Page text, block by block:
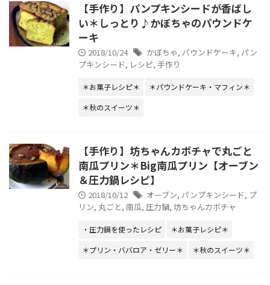
【手作り】パンプキンシードが香ばし
い＊しっとり♪かぼちゃのパウンドケ
ーキ
2018/10/24 かぼちゃ, パウンドケーキ, パン
プキンシード, レシピ, 手作り
＊お菓子レシピ＊
＊パウンドケーキ・マフィン＊
＊秋のスイーツ＊
【手作り】坊ちゃんカボチャで丸ごと
南瓜プリン＊Big南瓜プリン【オーブン
＆圧力鍋レシピ】
2018/10/12 オーブン, パンプキンシード, プ
リン, 丸ごと, 南瓜, 圧力鍋, 坊ちゃんカボチャ
・圧力鍋を使ったレシピ
＊お菓子レシピ＊
＊プリン・ババロア・ゼリー＊
＊秋のスイーツ＊